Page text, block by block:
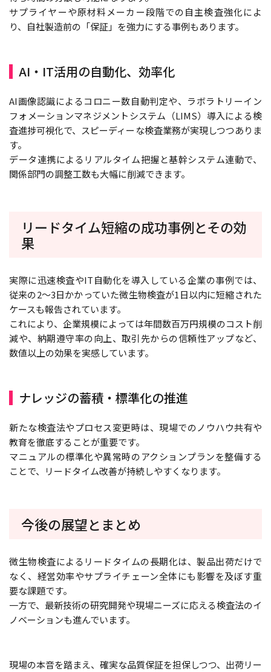
サプライヤーや原材料メーカー段階での自主検査強化によ
り、自社製造前の「保証」を強力にする事例もあります。
AI・IT活用の自動化、効率化
AI画像認識によるコロニー数自動判定や、ラボラトリーイン
フォメーションマネジメントシステム（LIMS）導入による検
査進捗可視化で、スピーディーな検査業務が実現しつつありま
す。
データ連携によるリアルタイム把握と基幹システム連動で、
関係部門の調整工数も大幅に削減できます。
リードタイム短縮の成功事例とその効
果
実際に迅速検査やIT自動化を導入している企業の事例では、
従来の2～3日かかっていた微生物検査が1日以内に短縮された
ケースも報告されています。
これにより、企業規模によっては年間数百万円規模のコスト削
減や、納期遵守率の向上、取引先からの信頼性アップなど、
数値以上の効果を実感しています。
ナレッジの蓄積・標準化の推進
新たな検査法やプロセス変更時は、現場でのノウハウ共有や
教育を徹底することが重要です。
マニュアルの標準化や異常時のアクションプランを整備する
ことで、リードタイム改善が持続しやすくなります。
今後の展望とまとめ
微生物検査によるリードタイムの長期化は、製品出荷だけで
なく、経営効率やサプライチェーン全体にも影響を及ぼす重
要な課題です。
一方で、最新技術の研究開発や現場ニーズに応える検査法のイ
ノベーションも進んでいます。
現場の本音を踏まえ、確実な品質保証を担保しつつ、出荷リー